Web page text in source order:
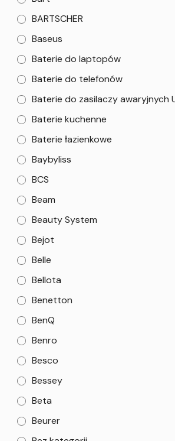
BARTSCHER
Baseus
Baterie do laptopów
Baterie do telefonów
Baterie do zasilaczy awaryjnych
Baterie kuchenne
Baterie łazienkowe
Baybyliss
BCS
Beam
Beauty System
Bejot
Belle
Bellota
Benetton
BenQ
Benro
Besco
Bessey
Beta
Beurer